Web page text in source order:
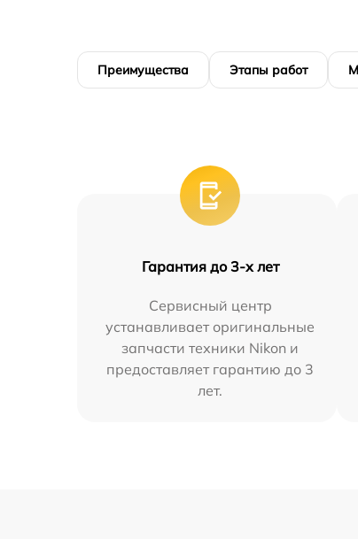
Преимущества Этапы работ
Гарантия до 3-х лет
Сервисный центр
устанавливает оригинальные
запчасти техники Nikon и
предоставляет гарантию до 3
лет.